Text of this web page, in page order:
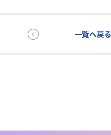
一覧へ戻る